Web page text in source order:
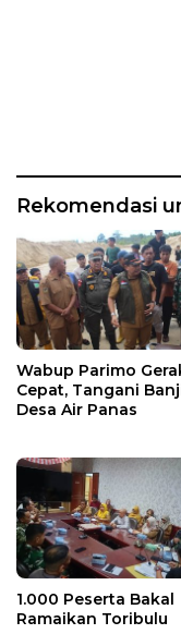
Rekomendasi
Wabup Parimo
Cepat, Tangani
Desa Air Panas
1.000 Peserta Bakal
Ramaikan Toribulu